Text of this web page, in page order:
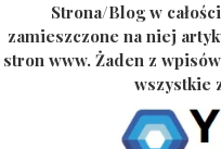
Strona/Blog w
zamieszczone na niej
stron www. Żaden z
wszystkie